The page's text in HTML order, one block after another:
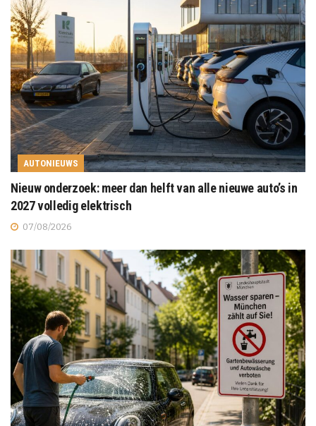
AUTONIEUWS
Nieuw onderzoek: meer dan helft van alle nieuwe auto’s in
2027 volledig elektrisch
07/08/2026